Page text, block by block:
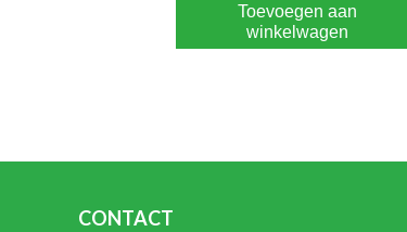
Toevoegen aan
winkelwagen
CONTACT